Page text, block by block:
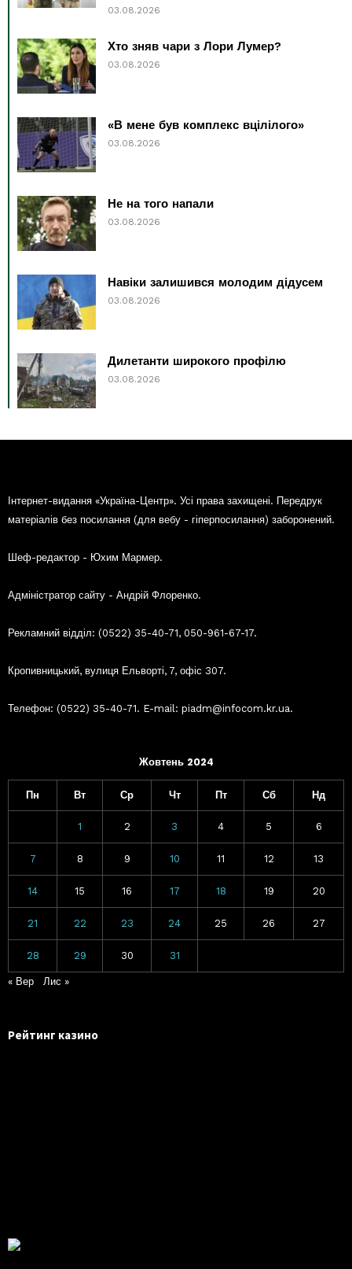
03.08.2026
Хто зняв чари з Лори Лумер?
03.08.2026
«В мене був комплекс вцілілого»
03.08.2026
Не на того напали
03.08.2026
Навіки залишився молодим дідусем
03.08.2026
Дилетанти широкого профілю
03.08.2026
Інтернет-видання «Україна-Центр». Усі права захищені. Передрук
матеріалів без посилання (для вебу - гіперпосилання) заборонений.
Шеф-редактор - Юхим Мармер.
Адміністратор сайту - Андрій Флоренко.
Рекламний відділ: (0522) 35-40-71, 050-961-67-17.
Кропивницький, вулиця Ельворті, 7, офіс 307.
Телефон: (0522) 35-40-71. E-mail: piadm@infocom.kr.ua.
Жовтень 2024
Пн Вт Ср Чт Пт Сб Нд
1 2 3 4 5 6
7 8 9 10 11 12 13
14 15 16 17 18 19 20
21 22 23 24 25 26 27
28 29 30 31
« Вер Лис »
Рейтинг казино